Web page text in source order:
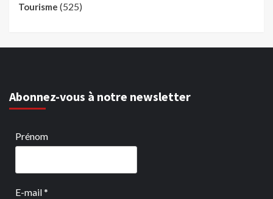
Tourisme (525)
Abonnez-vous à notre newsletter
Prénom
E-mail*